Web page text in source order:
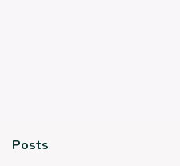
Posts